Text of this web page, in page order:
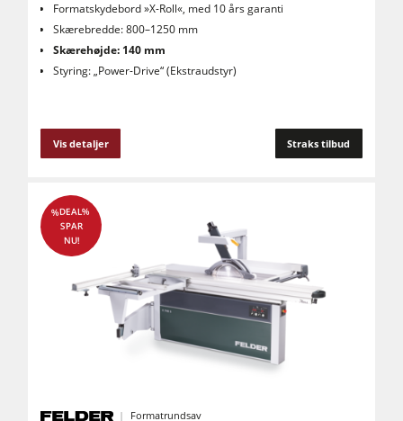
Formatskydebord »X-Roll«, med 10 års garanti
Skærebredde: 800–1250 mm
Skærehøjde: 140 mm
Styring: „Power-Drive“ (Ekstraudstyr)
Vis detaljer Straks tilbud
%DEAL%
SPAR
NU!
Formatrundsav